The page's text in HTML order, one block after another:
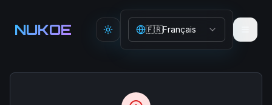
NUKOE Toggle theme
🇫🇷Français